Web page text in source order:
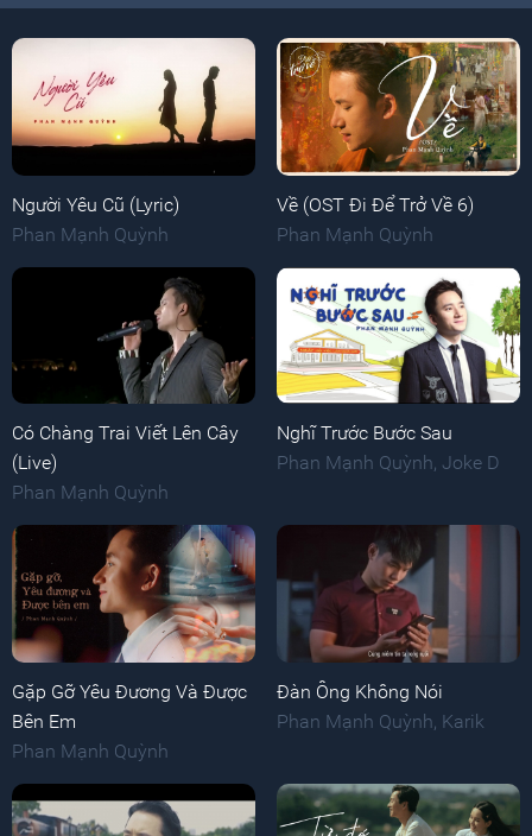
Người Yêu Cũ (Lyric)
Phan Mạnh Quỳnh
Về (OST Đi Để Trở Về 6)
Phan Mạnh Quỳnh
Có Chàng Trai Viết Lên Cây
(Live)
Phan Mạnh Quỳnh
Nghĩ Trước Bước Sau
Phan Mạnh Quỳnh, Joke D
Gặp Gỡ Yêu Đương Và Được
Bên Em
Phan Mạnh Quỳnh
Đàn Ông Không Nói
Phan Mạnh Quỳnh Karik